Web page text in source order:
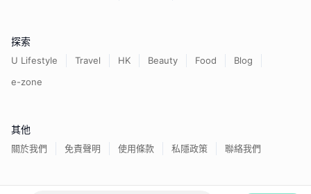
探索
U Lifestyle Travel HK Beauty Food
Blog
e-zone
其他
關於我們 免責聲明 使用條款 私隱政策 聯絡我們